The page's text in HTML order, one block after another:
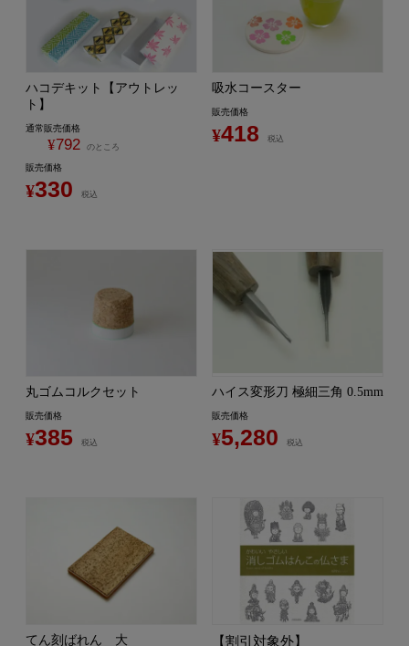
ハコデキット【アウトレッ
ト】
通常販売価格
¥792 のところ
販売価格
¥330 税込
吸水コースター
販売価格
¥418 税込
丸ゴムコルクセット
販売価格
¥385 税込
ハイス変形刀 極細三角 0.5mm
販売価格
¥5,280 税込
てん刻ばれん 大 【割引対象外】